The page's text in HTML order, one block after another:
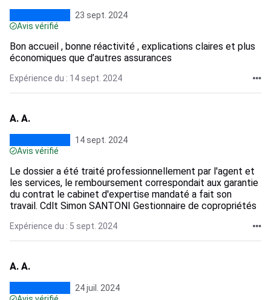
23 sept. 2024
Avis vérifié
Bon accueil , bonne réactivité , explications claires et plus
économiques que d’autres assurances
Expérience du : 14 sept. 2024
A. A.
14 sept. 2024
Avis vérifié
Le dossier a été traité professionnellement par l'agent et
les services, le remboursement correspondait aux garantie
du contrat le cabinet d'expertise mandaté a fait son
travail. Cdlt Simon SANTONI Gestionnaire de copropriétés
Expérience du : 5 sept. 2024
A. A.
24 juil. 2024